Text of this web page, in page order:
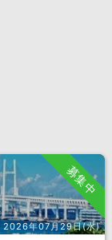
募集中
2026年07月29日(水)